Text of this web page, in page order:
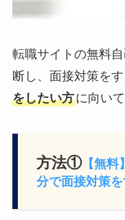
転職サイトの無料
断し、面接対策をす
をしたい方に向い
方法①【無料
分で面接対策